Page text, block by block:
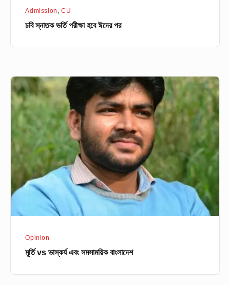
Admission ,CU
চবি স্নাতক ভর্তি পরীক্ষা হবে ঈদের পর
মূর্তি
vs
ভাস্কর্য
এবং
সমসাময়িক
বাংলাদেশ
Opinion
মূর্তি vs ভাস্কর্য এবং সমসাময়িক বাংলাদেশ